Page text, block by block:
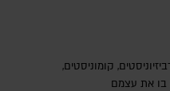
קומוניסטים,
בו את עצמם